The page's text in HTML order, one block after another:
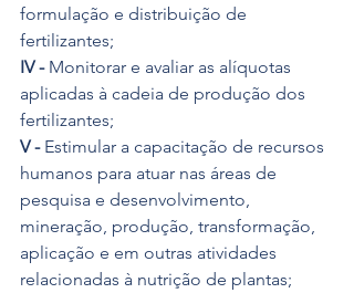
formulação e distribuição de
fertilizantes;
IV - Monitorar e avaliar as alíquotas
aplicadas à cadeia de produção dos
fertilizantes;
V - Estimular a capacitação de recursos
humanos para atuar nas áreas de
pesquisa e desenvolvimento,
mineração, produção, transformação,
aplicação e em outras atividades
relacionadas à nutrição de plantas;